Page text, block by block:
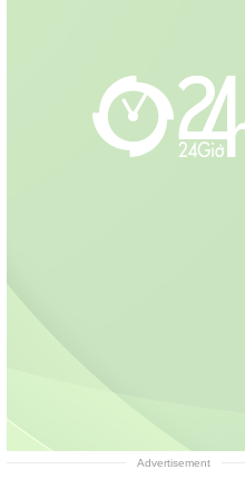
Advertisement